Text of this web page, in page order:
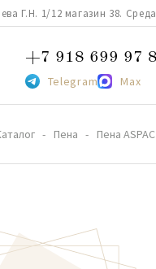
Г.Н. 1/12 магазин 38.
+7 918 699 97
Telegram Max
Пена Пена ASPAC